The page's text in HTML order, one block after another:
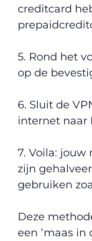
creditcard
5. Rond het
op de
6. Sluit de
internet naar
7. Voila:
zijn
gebruiken
Deze
een ‘maas in